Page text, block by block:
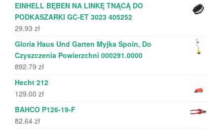
EINHELL BĘBEN NA LINKĘ TNĄCĄ DO
PODKASZARKI GC-ET 3023 405252
29.93 zł
Gloria Haus Und Garten Myjka Spoin, Do
Czyszczenia Powierzchni 000291.0000
892.79 zł
Hecht 212
129.00 zł
BAHCO P126-19-F
82.64 zł